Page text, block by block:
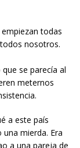
todas
nosotros.
se parecía al
meternos
a este país
mierda. Era
a una pareja de